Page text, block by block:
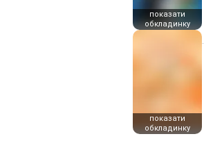
показати
обкладинку
показати
обкладинку